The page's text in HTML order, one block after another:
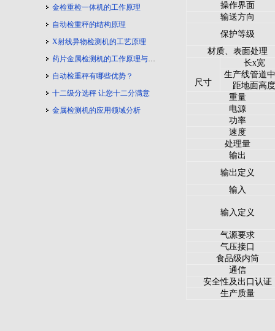
金检重检一体机的工作原理
自动检重秤的结构原理
X射线异物检测机的工艺原理
药片金属检测机的工作原理与工艺流程
自动检重秤有哪些优势？
十二级分选秤 让您十二分满意
金属检测机的应用领域分析
操作界面
输送方向
保护等级
材质、表面处理
尺寸
长x宽
生产线管道
距地面高
重量
电源
功率
速度
处理量
输出
输出定义
输入
输入定义
气源要求
气压接口
食品级内筒
通信
安全性及出口认证
生产质量